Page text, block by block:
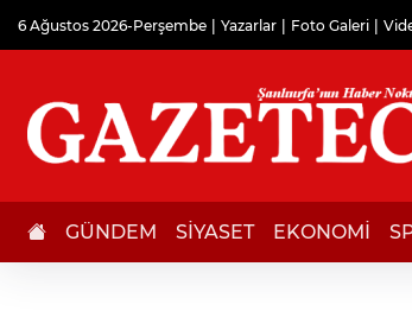
6 Ağustos 2026-Perşembe Yazarlar Foto Galeri
GÜNDEM SİYASET EKONOMİ